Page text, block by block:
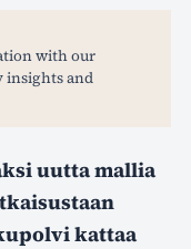
with our
insights and
uutta mallia
kattaa